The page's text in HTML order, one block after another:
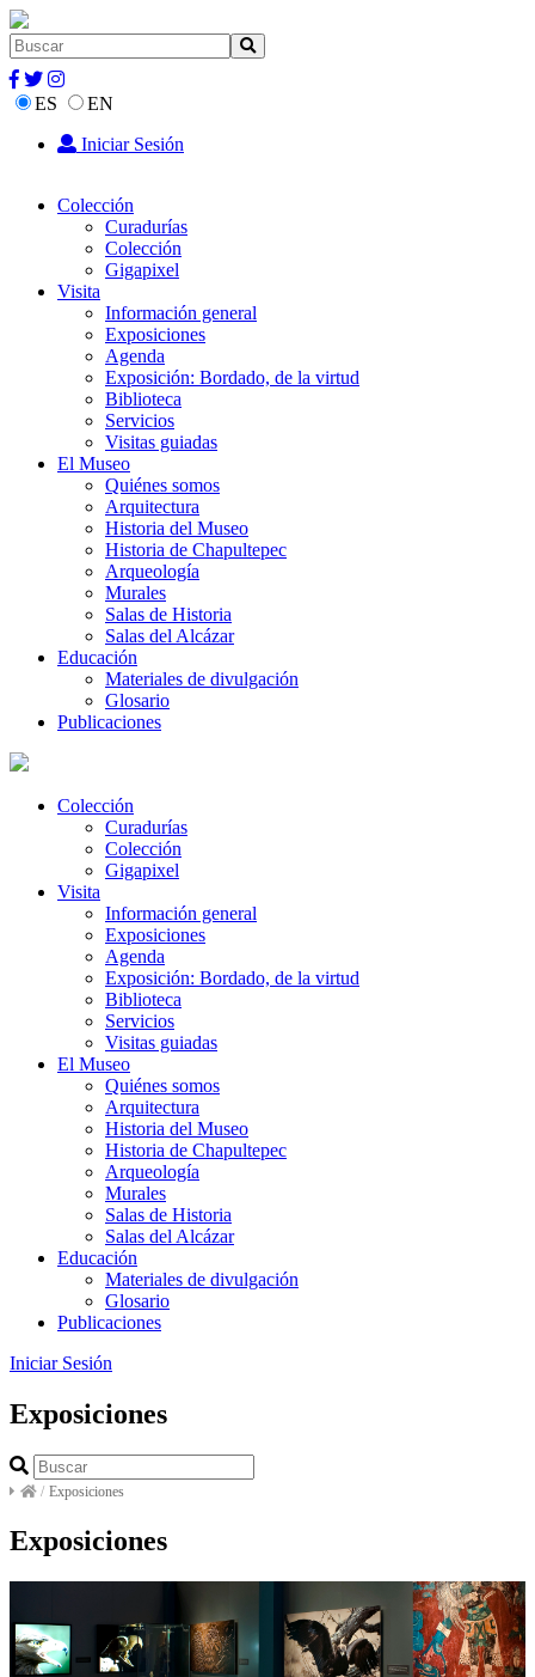
ES
EN
Iniciar Sesión
Colección
Curadurías
Colección
Gigapixel
Visita
Información general
Exposiciones
Agenda
Exposición: Bordado, de la virtud
Biblioteca
Servicios
Visitas guiadas
El Museo
Quiénes somos
Arquitectura
Historia del Museo
Historia de Chapultepec
Arqueología
Murales
Salas de Historia
Salas del Alcázar
Educación
Materiales de divulgación
Glosario
Publicaciones
Colección
Curadurías
Colección
Gigapixel
Visita
Información general
Exposiciones
Agenda
Exposición: Bordado, de la virtud
Biblioteca
Servicios
Visitas guiadas
El Museo
Quiénes somos
Arquitectura
Historia del Museo
Historia de Chapultepec
Arqueología
Murales
Salas de Historia
Salas del Alcázar
Educación
Materiales de divulgación
Glosario
Publicaciones
Iniciar Sesión
Exposiciones
/ Exposiciones
Exposiciones